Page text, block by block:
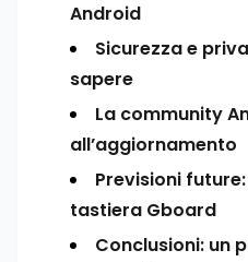
Android
Sicurezza e
sapere
La community
all’aggiornamento
Previsioni
tastiera Gboard
Conclusioni: un